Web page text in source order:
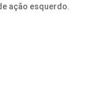
ação esquerdo.